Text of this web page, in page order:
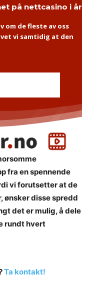
på nettcasino i år
om de fleste av oss
vi samtidig at den
fra en spennende
vi forutsetter at de
ønsker disse spredd
det er mulig, å dele
rundt hvert
Ta kontakt!